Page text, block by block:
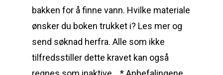
bakken for å finne vann. Hvilke materiale
ønsker du boken trukket i? Les mer og
send søknad herfra. Alle som ikke
tilfredsstiller dette kravet kan også